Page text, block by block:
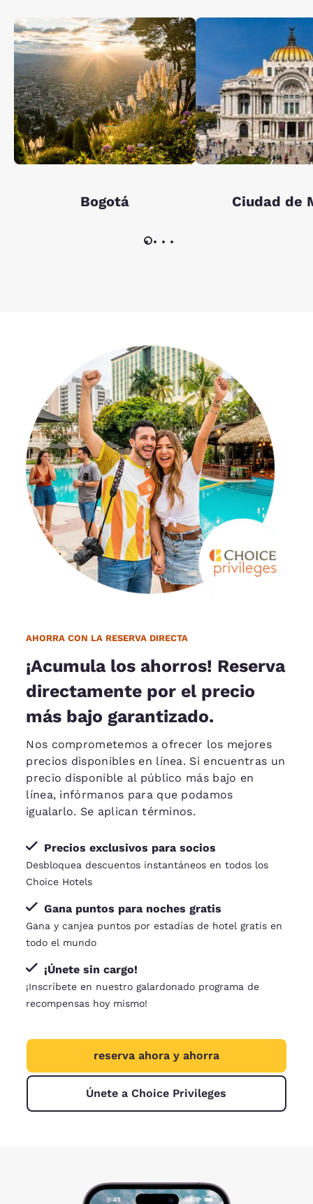
Bogotá Ciudad de
AHORRA CON LA RESERVA DIRECTA
¡Acumula los ahorros! Reserva
directamente por el precio
más bajo garantizado.
Nos comprometemos a ofrecer los mejores
precios disponibles en línea. Si encuentras un
precio disponible al público más bajo en
línea, infórmanos para que podamos
igualarlo. Se aplican términos.
Precios exclusivos para socios
Desbloquea descuentos instantáneos en todos los
Choice Hotels
Gana puntos para noches gratis
Gana y canjea puntos por estadías de hotel gratis en
todo el mundo
¡Únete sin cargo!
¡Inscríbete en nuestro galardonado programa de
recompensas hoy mismo!
reserva ahora y ahorra
Únete a Choice Privileges